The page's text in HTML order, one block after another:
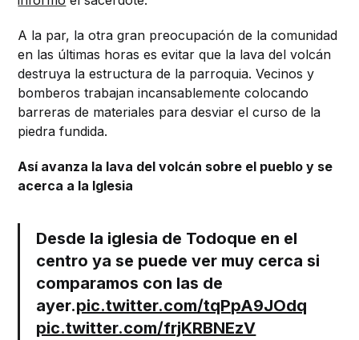
A la par, la otra gran preocupación de la comunidad
en las últimas horas es evitar que la lava del volcán
destruya la estructura de la parroquia. Vecinos y
bomberos trabajan incansablemente colocando
barreras de materiales para desviar el curso de la
piedra fundida.
Así avanza la lava del volcán sobre el pueblo y se
acerca a la Iglesia
Desde la iglesia de Todoque en el
centro ya se puede ver muy cerca si
comparamos con las de
ayer.pic.twitter.com/tqPpA9JOdq
pic.twitter.com/frjKRBNEzV